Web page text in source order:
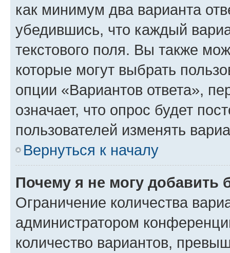
как минимум два варианта
убедившись, что каждый
текстового поля. Вы также
которые могут выбрать
опции «Вариантов ответа»,
означает, что опрос будет
пользователей изменять
Вернуться к началу
Почему я не могу добавить
Ограничение количества
администратором
количество вариантов,